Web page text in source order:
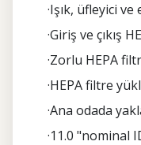
·Işık, üfleyici
·Giriş ve çıkış
·Zorlu HEPA
·HEPA filtre
·Ana odada
·11.0 "nominal